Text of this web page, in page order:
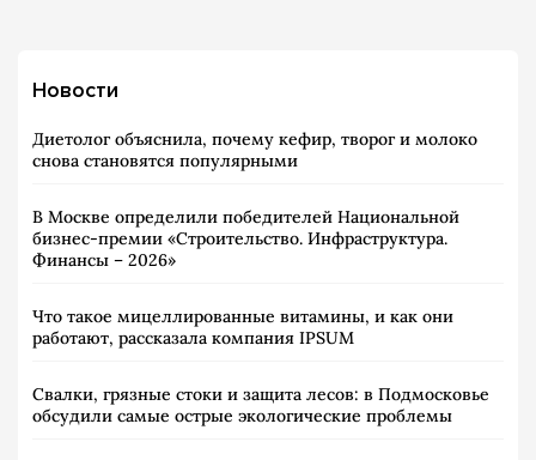
Новости
Диетолог объяснила, почему кефир, творог и молоко
снова становятся популярными
В Москве определили победителей Национальной
бизнес-премии «Строительство. Инфраструктура.
Финансы – 2026»
Что такое мицеллированные витамины, и как они
работают, рассказала компания IPSUM
Свалки, грязные стоки и защита лесов: в Подмосковье
обсудили самые острые экологические проблемы